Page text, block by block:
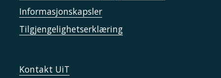
Informasjonskapsler
Tilgjengelighetserklæring
Kontakt UiT